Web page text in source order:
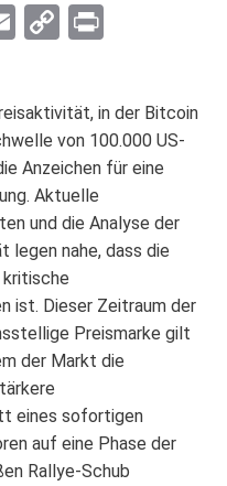
Email
Copy
in der Bitcoin
von 100.000 US-
Anzeichen für eine
Aktuelle
und die Analyse der
legen nahe, dass die
kritische
ist. Dieser Zeitraum der
Preismarke gilt
der Markt die
eines sofortigen
auf eine Phase der
Rallye-Schub